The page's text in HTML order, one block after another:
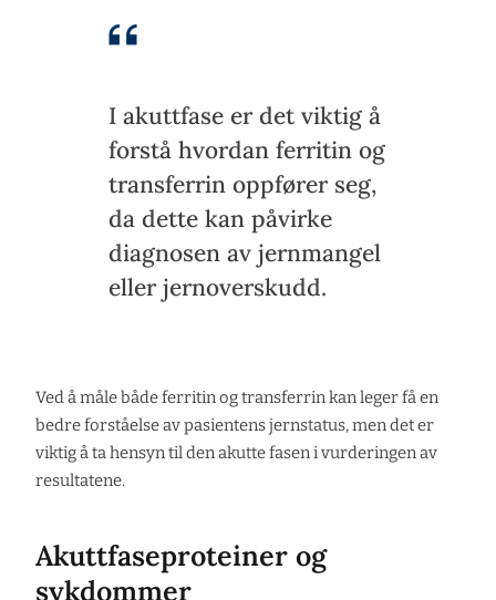
I akuttfase er det viktig å
forstå hvordan ferritin og
transferrin oppfører seg,
da dette kan påvirke
diagnosen av jernmangel
eller jernoverskudd.
Ved å måle både ferritin og transferrin kan leger få en
bedre forståelse av pasientens jernstatus, men det er
viktig å ta hensyn til den akutte fasen i vurderingen av
resultatene.
Akuttfaseproteiner og
sykdommer